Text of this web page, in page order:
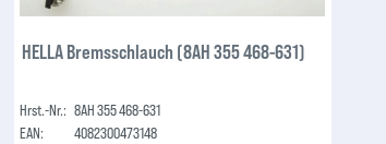
HELLA Bremsschlauch (8AH 355 468-631)
Hrst.-Nr.: 8AH 355 468-631
EAN:
4082300473148